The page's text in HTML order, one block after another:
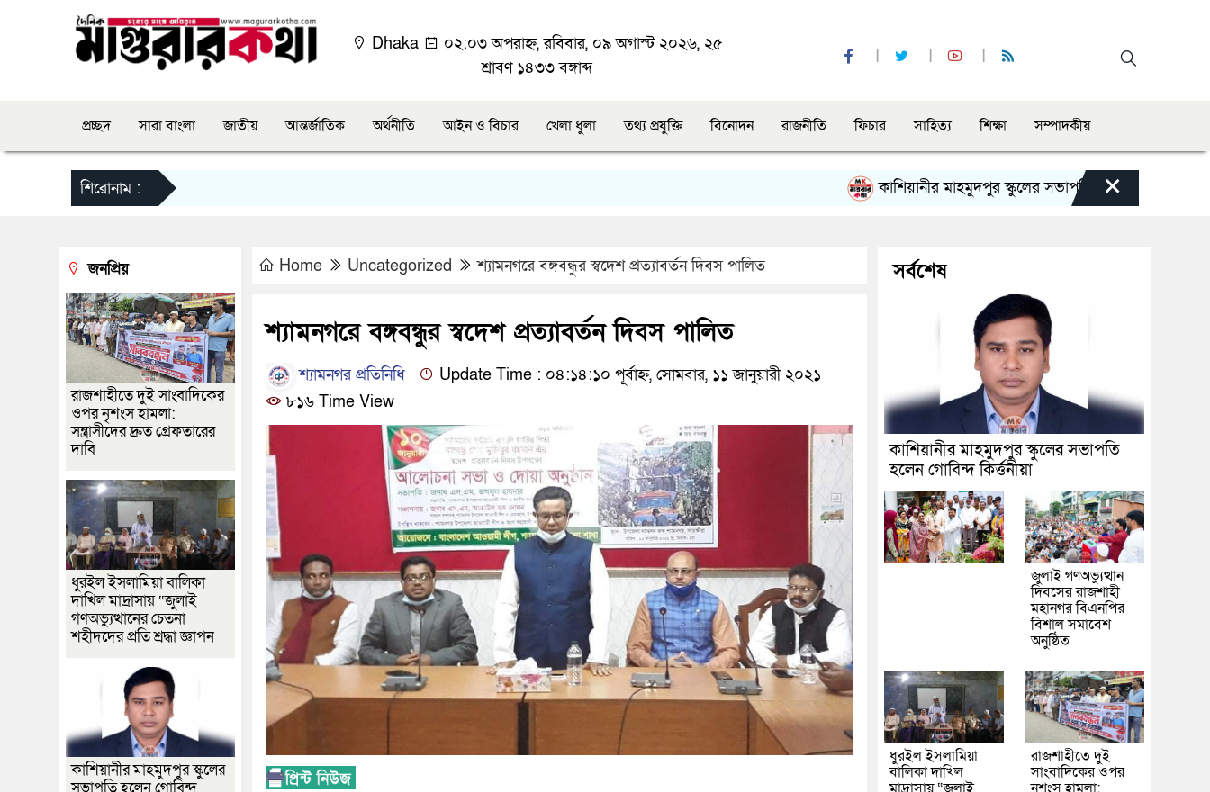
Dhaka
০২:০৩ অপরাহ্ন, রবিবার, ০৯ অগাস্ট ২০২৬, ২৫
শ্রাবণ ১৪৩৩ বঙ্গাব্দ
প্রচ্ছদ সারা বাংলা জাতীয় আন্তর্জাতিক অর্থনীতি আইন ও বিচার খেলা ধুলা তথ্য প্রযুক্তি বিনোদন রাজনীতি ফিচার সাহিত্য শিক্ষা সম্পাদকীয়
শিরোনাম : কাশিয়ানীর মাহমুদপুর স্কুলের সভাপতি হলেন গোবিন্দ কির্ত্তনীয়া
×
Home Uncategorized শ্যামনগরে বঙ্গবন্ধুর স্বদেশ প্রত্যাবর্তন দিবস পালিত
শ্যামনগরে বঙ্গবন্ধুর স্বদেশ প্রত্যাবর্তন দিবস পালিত
শ্যামনগর প্রতিনিধি
Update Time : ০৪:১৪:১০ পূর্বাহ্ন, সোমবার, ১১ জানুয়ারী ২০২১
৮১৬ Time View
জনপ্রিয়
রাজশাহীতে দুই সাংবাদিকের
ওপর নৃশংস হামলা:
সন্ত্রাসীদের দ্রুত গ্রেফতারের
দাবি
ধুরইল ইসলামিয়া বালিকা
দাখিল মাদ্রাসায় “জুলাই
গণঅভ্যুত্থানের চেতনা
শহীদদের প্রতি শ্রদ্ধা জ্ঞাপন
কাশিয়ানীর মাহমুদপুর স্কুলের
সর্বশেষ
কাশিয়ানীর মাহমুদপুর স্কুলের সভাপতি
হলেন গোবিন্দ কির্ত্তনীয়া
জুলাই গণঅভ্যুত্থান
দিবসের রাজশাহী
মহানগর বিএনপির
বিশাল সমাবেশ
অনুষ্ঠিত
ধুরইল ইসলামিয়া
বালিকা দাখিল
রাজশাহীতে দুই
সাংবাদিকের ওপর